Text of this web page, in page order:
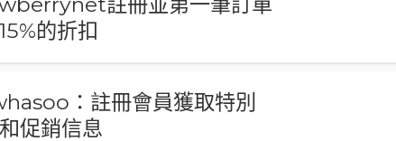
的折扣
：註冊會員獲取特別
促銷信息